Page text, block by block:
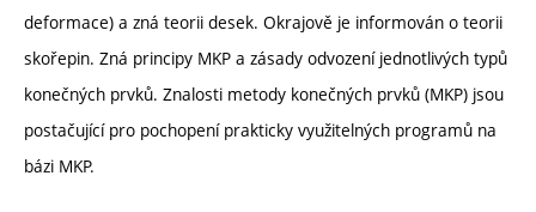
deformace) a zná teorii desek. Okrajově je informován o teorii
skořepin. Zná principy MKP a zásady odvození jednotlivých typů
konečných prvků. Znalosti metody konečných prvků (MKP) jsou
postačující pro pochopení prakticky využitelných programů na
bázi MKP.